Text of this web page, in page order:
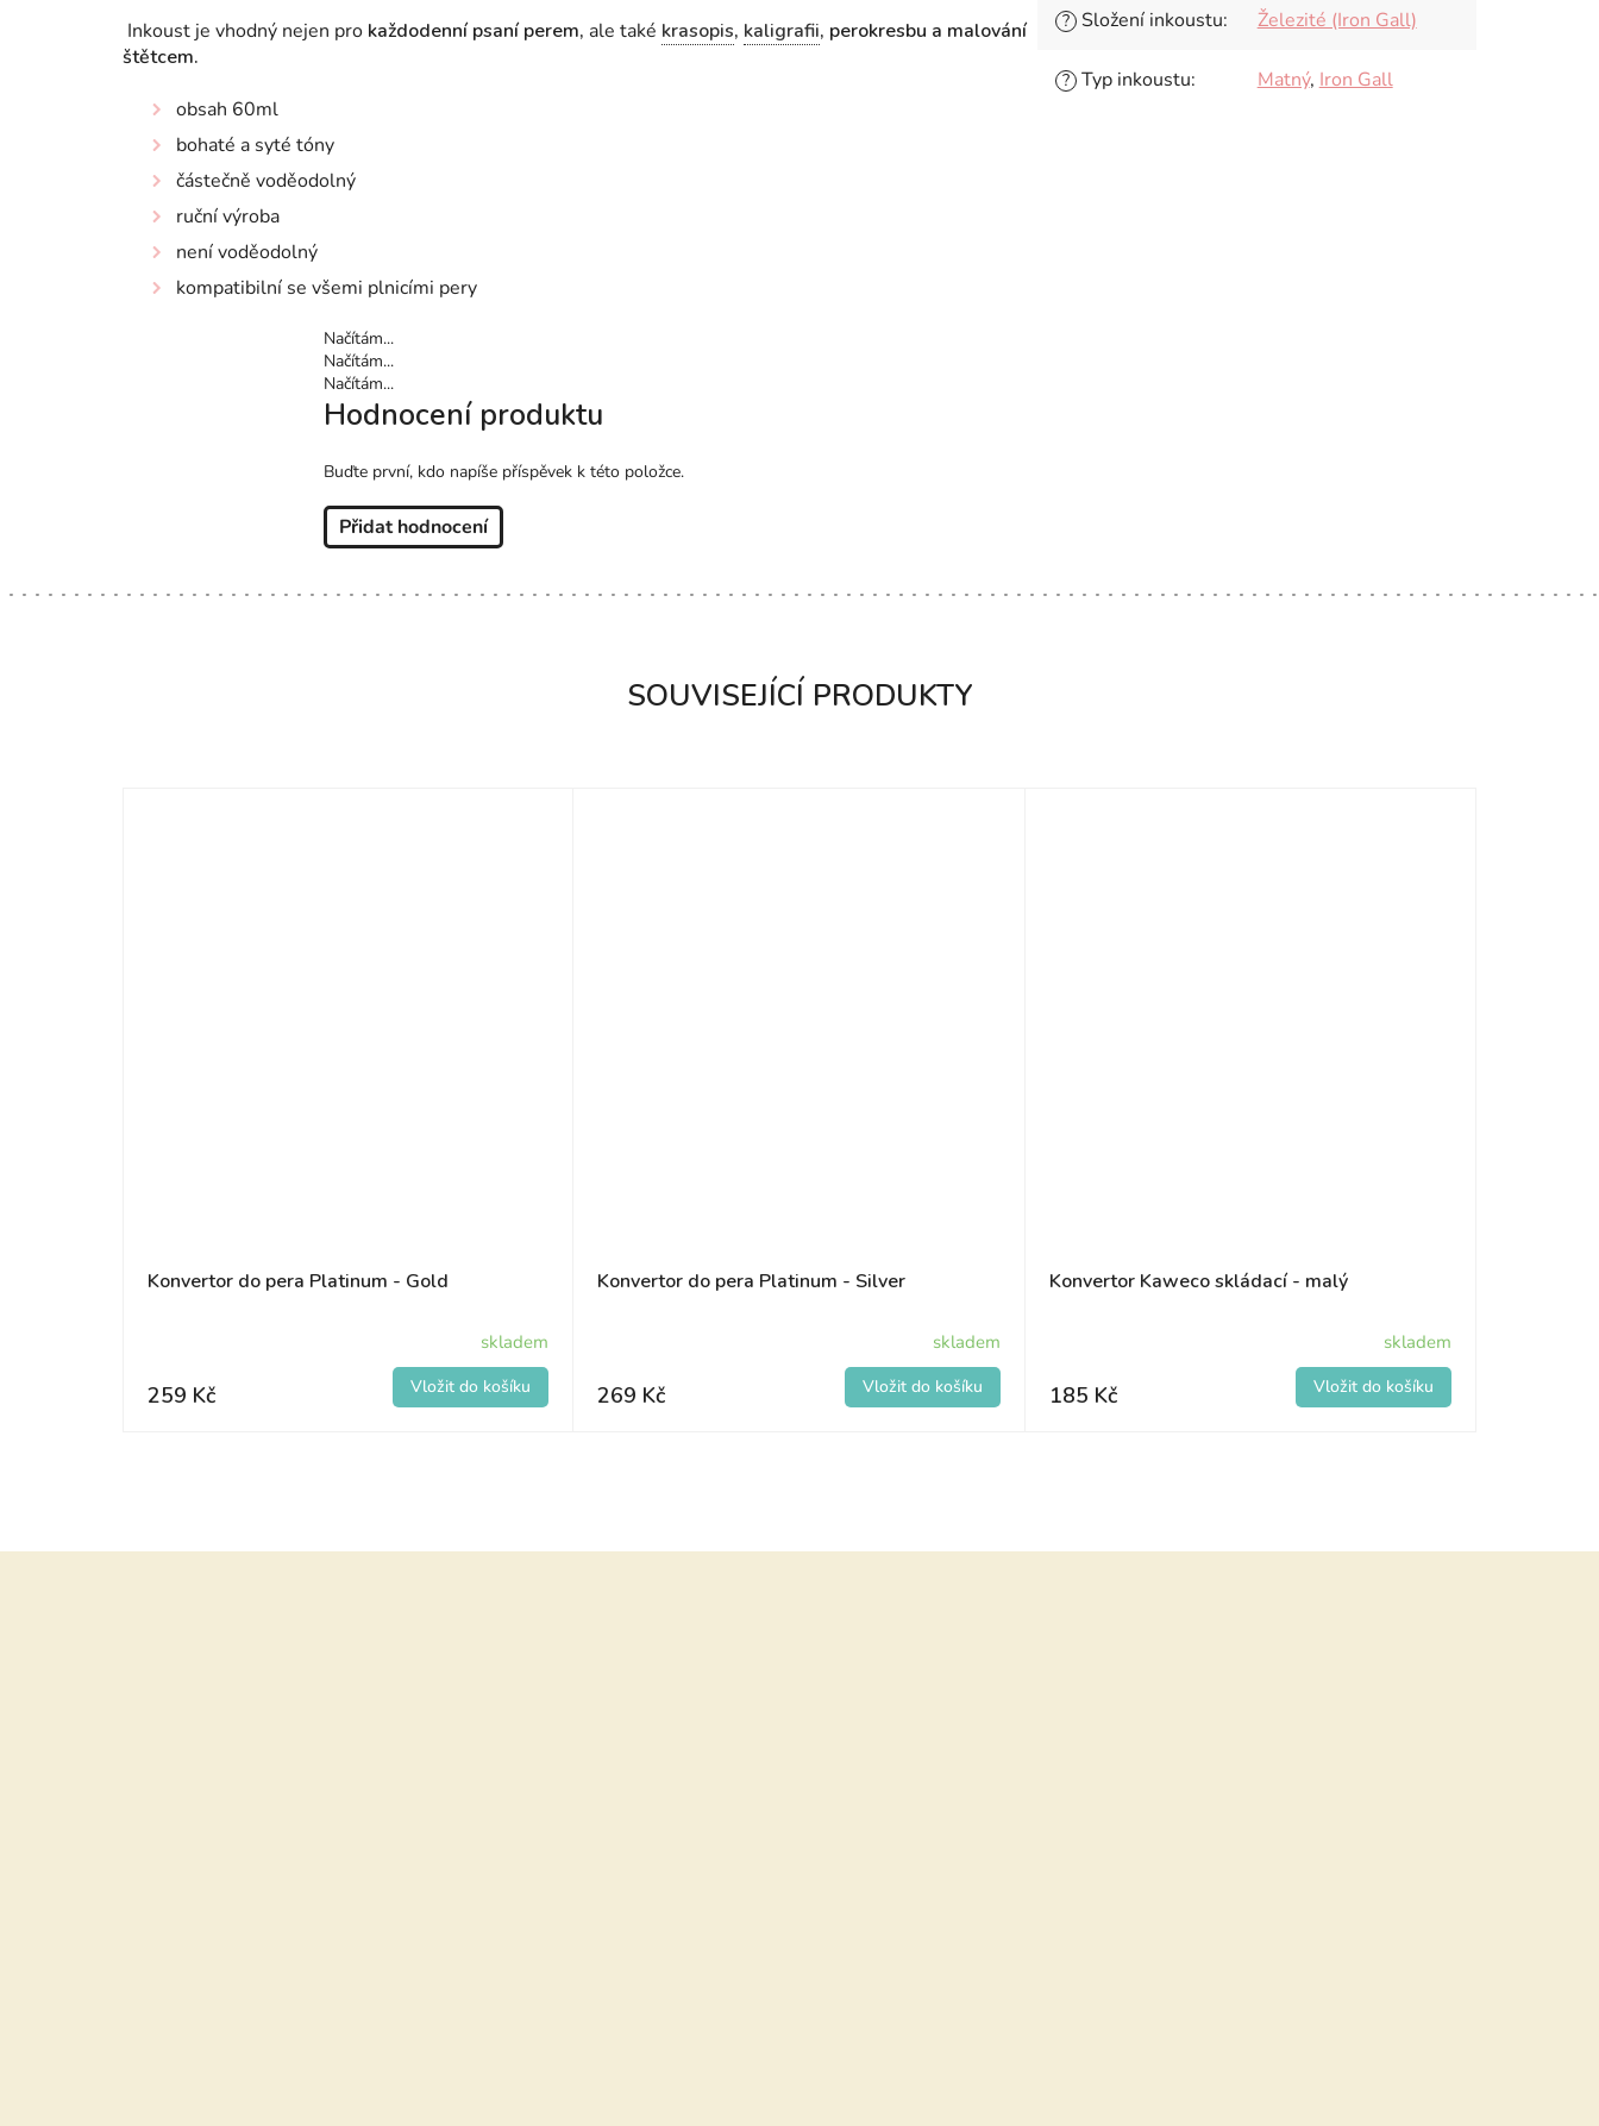
SOUVISEJÍCÍ PRODUKTY
Konvertor do pera Platinum - Gold
skladem
259 Kč
Konvertor do pera Platinum - Silver
skladem
269 Kč
Konvertor Kaweco skládací - malý
skladem
185 Kč
Inkoust je vhodný nejen pro každodenní psaní perem, ale také krasopis, kaligrafii, perokresbu a malování
štětcem.
obsah 60ml
bohaté a syté tóny
částečně voděodolný
ruční výroba
není voděodolný
kompatibilní se všemi plnicími pery
? Složení inkoustu: Železité (Iron Gall)
? Typ inkoustu: Matný, Iron Gall
Načítám...
Načítám...
Načítám...
Hodnocení produktu
Buďte první, kdo napíše příspěvek k této položce.
Přidat hodnocení